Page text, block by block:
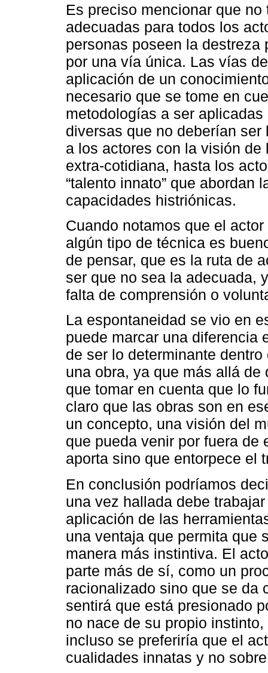
Es preciso mencionar que
adecuadas para todos los
personas poseen la
por una vía única. Las vías
aplicación de un
necesario que se tome en
metodologías a ser
diversas que no deberían
a los actores con la visión
extra-cotidiana, hasta los
“talento innato” que abordan
capacidades histriónicas.
Cuando notamos que el
algún tipo de técnica es
de pensar, que es la ruta de
ser que no sea la adecuada,
falta de comprensión o
La espontaneidad se vio en
puede marcar una diferencia
de ser lo determinante
una obra, ya que más allá
que tomar en cuenta que lo
claro que las obras son en
un concepto, una visión del
que pueda venir por fuera de
aporta sino que entorpece el
En conclusión podríamos
una vez hallada debe
aplicación de las
una ventaja que permita que
manera más instintiva. El
parte más de sí, como un
racionalizado sino que se da
sentirá que está presionado
no nace de su propio
incluso se preferiría que el
cualidades innatas y no